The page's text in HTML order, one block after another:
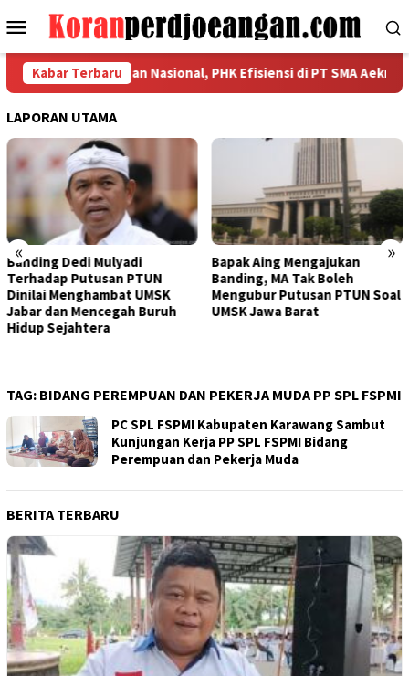
ke
Menu
Mobile
Kabar Terbaru
Kekuatan Nasional, PHK Efisiensi di PT SMA Aeknabara
LAPORAN UTAMA
« »
Banding Dedi Mulyadi
Terhadap Putusan PTUN
Dinilai Menghambat UMSK
Jabar dan Mencegah Buruh
Hidup Sejahtera
Bapak Aing Mengajukan
Banding, MA Tak Boleh
Mengubur Putusan PTUN Soal
UMSK Jawa Barat
TAG: BIDANG PEREMPUAN DAN PEKERJA MUDA PP SPL FSPMI
PC SPL FSPMI Kabupaten Karawang Sambut
Kunjungan Kerja PP SPL FSPMI Bidang
Perempuan dan Pekerja Muda
BERITA TERBARU